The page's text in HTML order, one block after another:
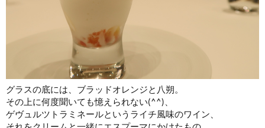
グラスの底には、ブラッドオレンジと八朔。
その上に何度聞いても憶えられない(^^)、
ゲヴュルツトラミネールというライチ風味のワイン、